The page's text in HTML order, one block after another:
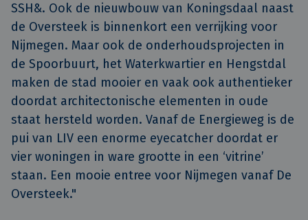
SSH&. Ook de nieuwbouw van Koningsdaal naast
de Oversteek is binnenkort een verrijking voor
Nijmegen. Maar ook de onderhoudsprojecten in
de Spoorbuurt, het Waterkwartier en Hengstdal
maken de stad mooier en vaak ook authentieker
doordat architectonische elementen in oude
staat hersteld worden. Vanaf de Energieweg is de
pui van LIV een enorme eyecatcher doordat er
vier woningen in ware grootte in een ‘vitrine’
staan. Een mooie entree voor Nijmegen vanaf De
Oversteek."